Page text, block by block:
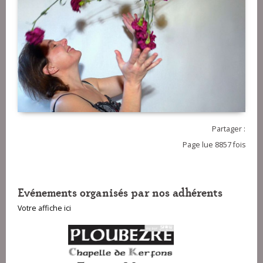
Partager :
Page lue 8857 fois
Evénements organisés par nos adhérents
Votre affiche ici